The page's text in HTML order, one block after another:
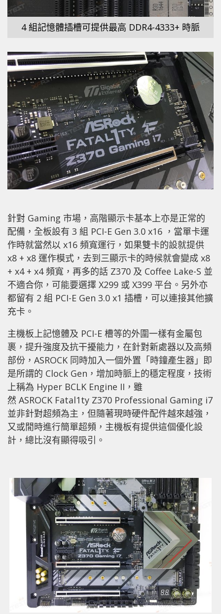
4 組記憶體插槽可提供最高 DDR4-4333+ 時脈
針對 Gaming 市場，高階顯示卡基本上亦是正常的
配備，全板設有 3 組 PCI-E Gen 3.0 x16 ，當單卡運
作時就當然以 x16 頻寬運行，如果雙卡的設就提供
x8 + x8 運作模式，去到三顯示卡的時候就會變成 x8
+ x4 + x4 頻寬，再多的話 Z370 及 Coffee Lake-S 並
不適合你，可能要選擇 X299 或 X399 平台。另外亦
都留有 2 組 PCI-E Gen 3.0 x1 插槽，可以連接其他擴
充卡。
主機板上記憶體及 PCI-E 槽等的外圍一樣有金屬包
裹，提升強度及抗干擾能力，在針對新處器以及高頻
部份，ASROCK 同時加入一個外置「時鐘產生器」即
是所謂的 Clock Gen，增加時脈上的穩定程度，技術
上稱為 Hyper BCLK Engine II，雖
然 ASROCK Fatal1ty Z370 Professional Gaming i7
並非針對超頻為主，但隨著現時硬件配件越來越強，
又或閒時進行簡單超頻，主機板有提供這個優化設
計，總比沒有顯得吸引。